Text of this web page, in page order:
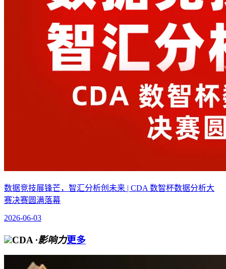
数据竞技展锋芒，智汇分析创未来 | CDA 数智杯数据分析大
赛决赛圆满落幕
2026-06-03
CDA ·影响力更多